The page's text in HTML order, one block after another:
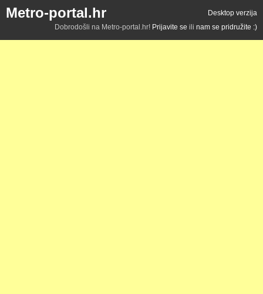
Metro-portal.hr
Desktop verzija
Dobrodošli na Metro-portal.hr! Prijavite se ili nam se pridružite :)